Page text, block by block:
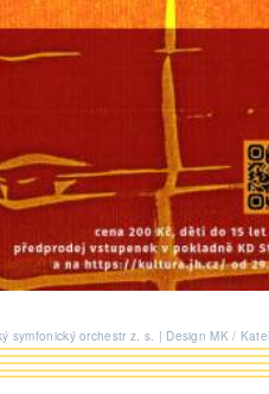
symfonický orchestr z. s. | Design MK /